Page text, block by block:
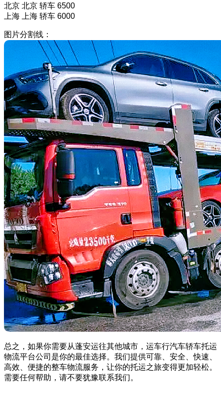
北京 北京 轿车 6500
上海 上海 轿车 6000
图片分割线：
总之，如果你需要从蓬安运往其他城市，运车行汽车轿车托运
物流平台公司是你的最佳选择。我们提供可靠、安全、快速、
高效、便捷的整车物流服务，让你的托运之旅变得更加轻松。
需要任何帮助，请不要犹豫联系我们。